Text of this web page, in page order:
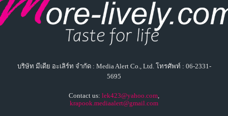
บริษัท มีเดีย อะเลิร์ท จำกัด : Media Alert Co., Ltd. โทรศัพท์ : 06-2331-
5695
Contact us: lek423@yahoo.com
krapook.mediaalert@gmail.com